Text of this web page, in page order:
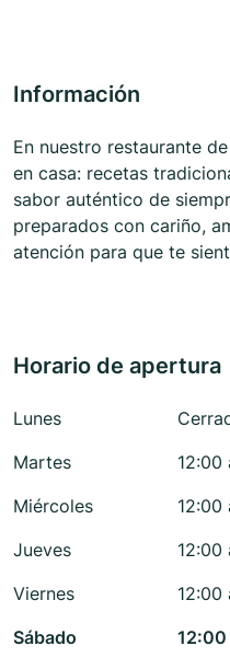
Información
En nuestro restaurante
en casa: recetas
sabor auténtico de
preparados con cariño,
atención para que te
Horario de apertura
Lunes
Martes
12:00
Miércoles
12:00
Jueves
12:00
Viernes
12:00
Sábado
12:00